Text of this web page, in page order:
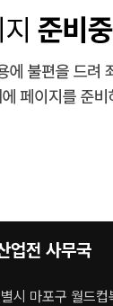
업전 사무국
시 마포구 월드